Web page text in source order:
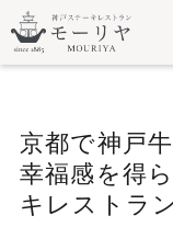
京都で神戸
幸福感を得
キレストラ